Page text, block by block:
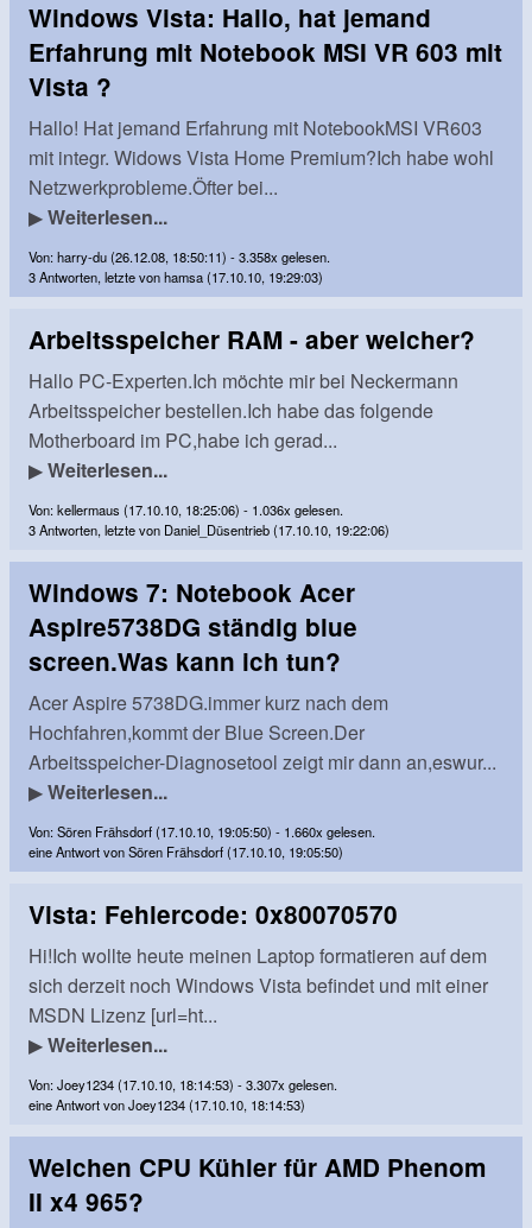
Windows Vista: Hallo, hat jemand
Erfahrung mit Notebook MSI VR 603 mit
Vista ?
Hallo! Hat jemand Erfahrung mit NotebookMSI VR603
mit integr. Widows Vista Home Premium?Ich habe wohl
Netzwerkprobleme.Öfter bei...
▶Weiterlesen...
Von: harry-du (26.12.08, 18:50:11) - 3.358x gelesen.
3 Antworten, letzte von hamsa (17.10.10, 19:29:03)
Arbeitsspeicher RAM - aber welcher?
Hallo PC-Experten.Ich möchte mir bei Neckermann
Arbeitsspeicher bestellen.Ich habe das folgende
Motherboard im PC,habe ich gerad...
▶Weiterlesen...
Von: kellermaus (17.10.10, 18:25:06) - 1.036x gelesen.
3 Antworten, letzte von Daniel_Düsentrieb (17.10.10, 19:22:06)
Windows 7: Notebook Acer
Aspire5738DG ständig blue
screen.Was kann ich tun?
Acer Aspire 5738DG.immer kurz nach dem
Hochfahren,kommt der Blue Screen.Der
Arbeitsspeicher-Diagnosetool zeigt mir dann an,eswur...
▶Weiterlesen...
Von: Sören Frähsdorf (17.10.10, 19:05:50) - 1.660x gelesen.
eine Antwort von Sören Frähsdorf (17.10.10, 19:05:50)
Vista: Fehlercode: 0x80070570
Hi!Ich wollte heute meinen Laptop formatieren auf dem
sich derzeit noch Windows Vista befindet und mit einer
MSDN Lizenz [url=ht...
▶Weiterlesen...
Von: Joey1234 (17.10.10, 18:14:53) - 3.307x gelesen.
eine Antwort von Joey1234 (17.10.10, 18:14:53)
Welchen CPU Kühler für AMD Phenom
II x4 965?